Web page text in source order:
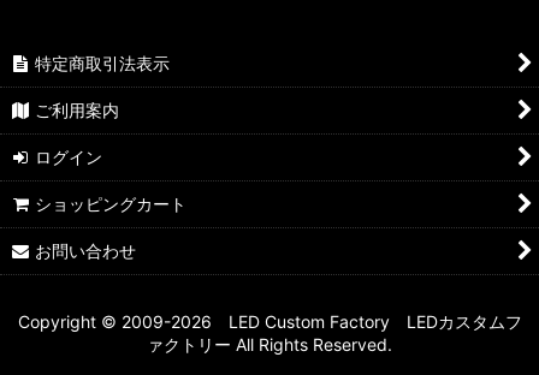
特定商取引法表示
ご利用案内
ログイン
ショッピングカート
お問い合わせ
Copyright © 2009-2026 LED Custom Factory LEDカスタムフ
ァクトリー All Rights Reserved.